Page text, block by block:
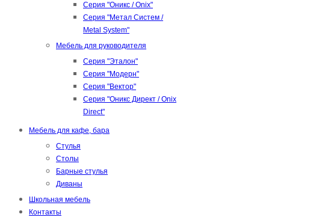
Серия "Оникс / Onix"
Серия "Метал Систем /
Metal System"
Мебель для руководителя
Серия "Эталон"
Серия "Модерн"
Серия "Вектор"
Серия "Оникс Директ / Onix
Direct"
Мебель для кафе, бара
Стулья
Столы
Барные стулья
Диваны
Школьная мебель
Контакты